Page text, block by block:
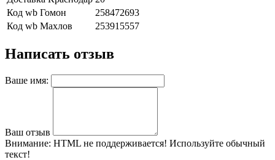
Код wb Гомон
258472693
Код wb Махлов
253915557
Написать отзыв
Ваше имя:
Ваш отзыв
Внимание: HTML не поддерживается! Используйте обычный
текст!